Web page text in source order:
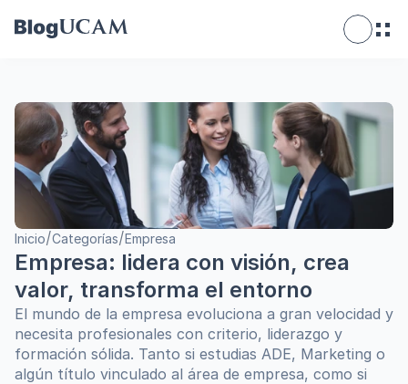
Inicio/Categorías/Empresa
Empresa: lidera con visión, crea
valor, transforma el entorno
El mundo de la empresa evoluciona a gran velocidad y
necesita profesionales con criterio, liderazgo y
formación sólida. Tanto si estudias ADE, Marketing o
algún título vinculado al área de empresa, como si